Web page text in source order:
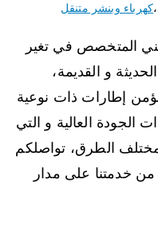
،كهرباء وبنشر متنقل
المتخصص في تغير
و القديمة،
نؤمن إطارات ذات نوعية
الجودة العالية و التي
الطرق، تواصلكم
من خدمتنا على مدار